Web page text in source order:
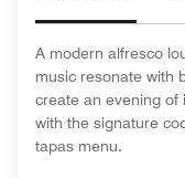
A modern alfresco
music resonate with
create an evening of
with the signature
tapas menu.